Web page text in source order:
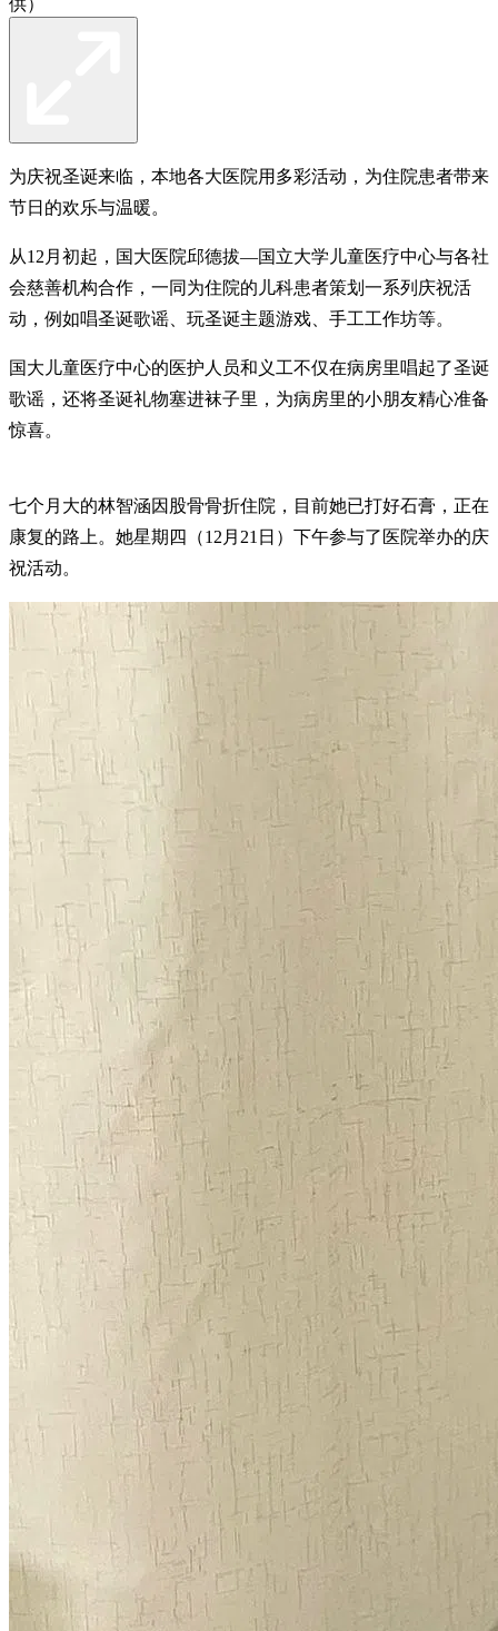
为庆祝圣诞来临，本地各大医院用多彩活动，为住院患者带来
节日的欢乐与温暖。
从12月初起，国大医院邱德拔—国立大学儿童医疗中心与各社
会慈善机构合作，一同为住院的儿科患者策划一系列庆祝活
动，例如唱圣诞歌谣、玩圣诞主题游戏、手工工作坊等。
国大儿童医疗中心的医护人员和义工不仅在病房里唱起了圣诞
歌谣，还将圣诞礼物塞进袜子里，为病房里的小朋友精心准备
惊喜。
七个月大的林智涵因股骨骨折住院，目前她已打好石膏，正在
康复的路上。她星期四（12月21日）下午参与了医院举办的庆
祝活动。